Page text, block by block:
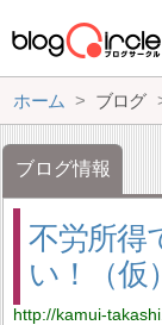
ホーム ブログ
ブログ情報
不労所得
い！（仮）
http://kamui-